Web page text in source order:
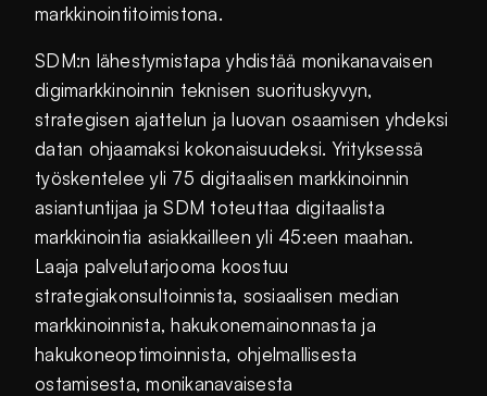
markkinointitoimistona.
SDM:n lähestymistapa yhdistää monikanavaisen
digimarkkinoinnin teknisen suorituskyvyn,
strategisen ajattelun ja luovan osaamisen yhdeksi
datan ohjaamaksi kokonaisuudeksi. Yrityksessä
työskentelee yli 75 digitaalisen markkinoinnin
asiantuntijaa ja SDM toteuttaa digitaalista
markkinointia asiakkailleen yli 45:een maahan.
Laaja palvelutarjooma koostuu
strategiakonsultoinnista, sosiaalisen median
markkinoinnista, hakukonemainonnasta ja
hakukoneoptimoinnista, ohjelmallisesta
ostamisesta, monikanavaisesta